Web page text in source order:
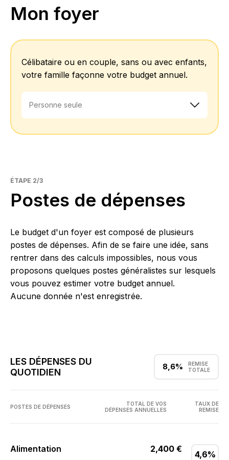
Mon foyer
Célibataire ou en couple, sans ou avec enfants,
votre famille façonne votre budget annuel.
Personne seule
ÉTAPE 2/3
Postes de dépenses
Le budget d'un foyer est composé de plusieurs
postes de dépenses. Afin de se faire une idée, sans
rentrer dans des calculs impossibles, nous vous
proposons quelques postes généralistes sur lesquels
vous pouvez estimer votre budget annuel.
Aucune donnée n'est enregistrée.
LES DÉPENSES DU
QUOTIDIEN
8,6%
REMISE
TOTALE
POSTES DE DÉPENSES
TOTAL DE VOS
DÉPENSES ANNUELLES
TAUX DE
REMISE
Alimentation
4,6%